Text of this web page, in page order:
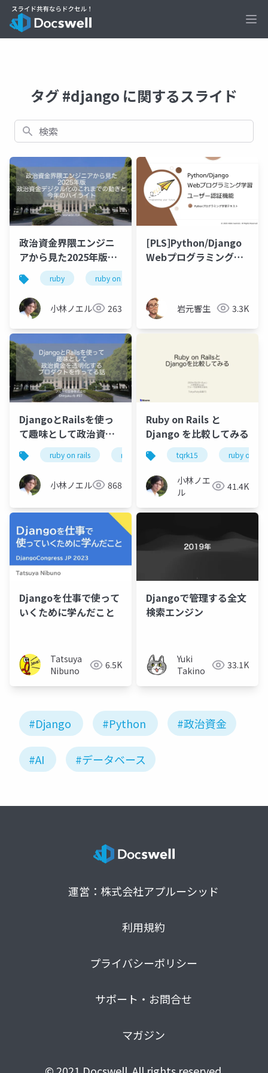
タグ #django に関するスライド
検索
政治資金界隈エンジニ
アから見た2025年版政
治資金デジタル化のこ
れまでの動きと今年の
ハイライト
ruby ruby on rails
小林ノエル 263
[PLS]Python/Django
Webプログラミング学
岩元響生 3.3K
DjangoとRailsを使っ
て趣味として政治資金
を透明化するプロダク
トを作ってる話
ruby on rails ruby python django
小林ノエル 868
Ruby on Rails と
Django を比較してみる
tqrk15 ruby on
小林ノエ
ル
41.4K
Djangoを仕事で使って
いくために学んだこと
Tatsuya
Nibuno
6.5K
Djangoで管理する全文
検索エンジン
Yuki
Takino
33.1K
#Django #Python #政治資金
#AI #データベース
運営：株式会社アプルーシッド
利用規約
プライバシーポリシー
サポート・お問合せ
マガジン